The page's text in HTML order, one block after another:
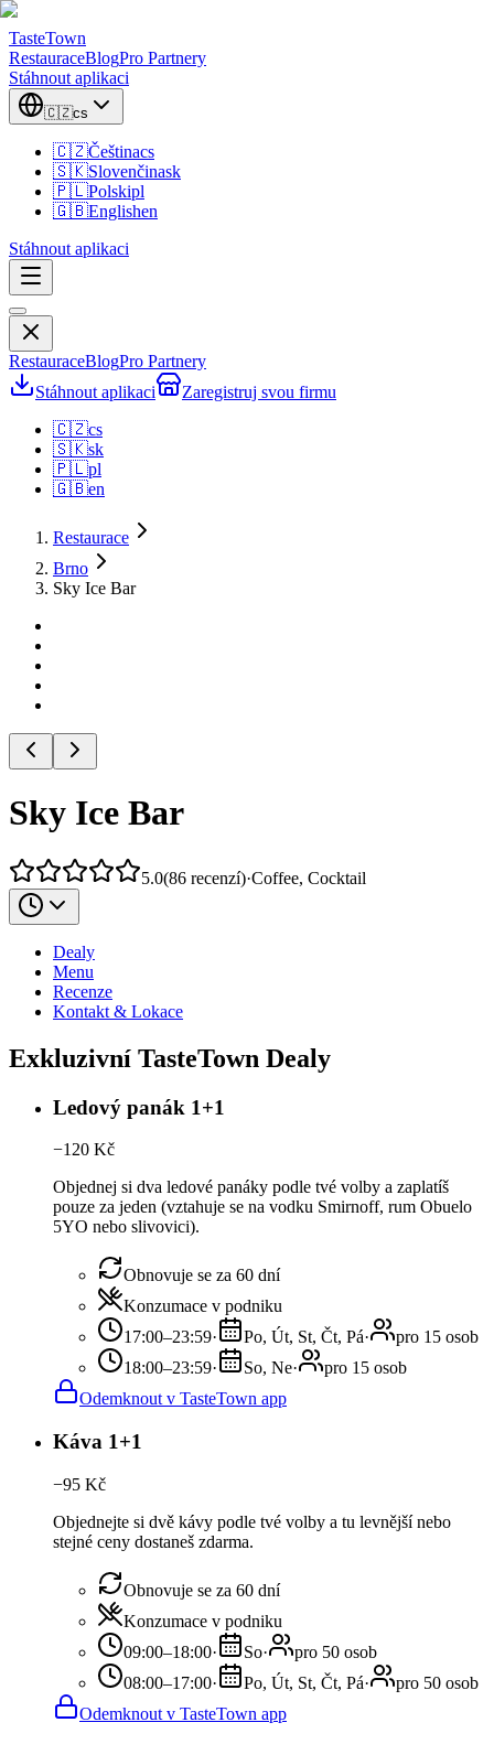
TasteTown
RestauraceBlogPro Partnery
Stáhnout aplikaci
🇨🇿cs
🇨🇿Češtinacs
🇸🇰Slovenčinask
🇵🇱Polskipl
🇬🇧Englishen
Stáhnout aplikaci
RestauraceBlogPro Partnery
Stáhnout aplikaci
Zaregistruj svou firmu
🇨🇿cs
🇸🇰sk
🇵🇱pl
🇬🇧en
Restaurace
Brno
Sky Ice Bar
Sky Ice Bar
5.0(86 recenzí)·Coffee, Cocktail
Dealy
Menu
Recenze
Kontakt & Lokace
Exkluzivní TasteTown Dealy
Ledový panák 1+1
−120 Kč
Objednej si dva ledové panáky podle tvé volby a zaplatíš
pouze za jeden (vztahuje se na vodku Smirnoff, rum Obuelo
5YO nebo slivovici).
Obnovuje se za 60 dní
Konzumace v podniku
17:00–23:59· Po, Út, St, Čt, Pá·
pro 15 osob
18:00–23:59· So, Ne·
pro 15 osob
Odemknout v TasteTown app
Káva 1+1
−95 Kč
Objednejte si dvě kávy podle tvé volby a tu levnější nebo
stejné ceny dostaneš zdarma.
Obnovuje se za 60 dní
Konzumace v podniku
09:00–18:00· So·
pro 50 osob
08:00–17:00· Po, Út, St, Čt, Pá·
pro 50 osob
Odemknout v TasteTown app